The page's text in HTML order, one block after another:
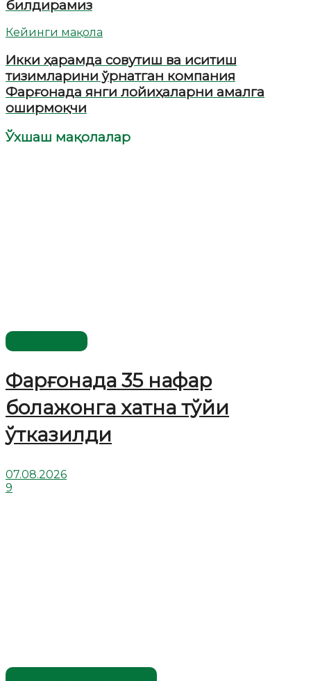
билдирамиз
Кейинги мақола
Икки ҳарамда совутиш ва иситиш
тизимларини ўрнатган компания
Фарғонада янги лойиҳаларни амалга
оширмоқчи
Ўхшаш мақолалар
Фарғонада 35 нафар
болажонга хатна тўйи
ўтказилди
07.08.2026
9